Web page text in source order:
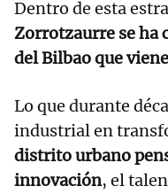
Dentro de esta
Zorrotzaurre se ha
del Bilbao que
Lo que durante
industrial en
distrito urbano
innovación, el